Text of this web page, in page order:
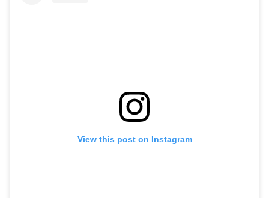
View this post on Instagram